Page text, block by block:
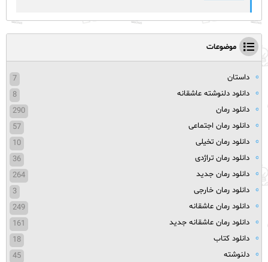
موضوعات
داستان
7
دانلود دلنوشته عاشقانه
8
دانلود رمان
290
دانلود رمان اجتماعی
57
دانلود رمان تخیلی
10
دانلود رمان تراژدی
36
دانلود رمان جدید
264
دانلود رمان خارجی
3
دانلود رمان عاشقانه
249
دانلود رمان عاشقانه جدید
161
دانلود کتاب
18
دلنوشته
45